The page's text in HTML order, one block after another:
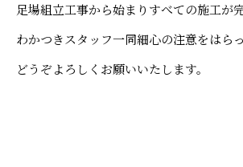
足場組立工事から始まりすべての施工が
わかつきスタッフ一同細心の注意をはら
どうぞよろしくお願いいたします。